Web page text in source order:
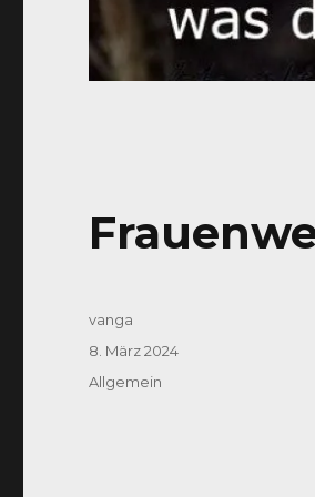
Autor
vanga
Veröffentlicht
am
8. März 2024
Kategorien
Allgemein